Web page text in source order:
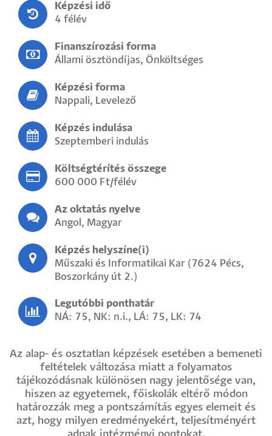
Képzési idő
4 félév
Finanszírozási forma
Állami ösztöndíjas, Önköltséges
Képzési forma
Nappali, Levelező
Képzés indulása
Szeptemberi indulás
Költségtérítés összege
600 000 Ft/félév
Az oktatás nyelve
Angol, Magyar
Képzés helyszíne(i)
Műszaki és Informatikai Kar (7624 Pécs,
Boszorkány út 2.)
Legutóbbi ponthatár
NÁ: 75, NK: n.i., LÁ: 75, LK: 74
Az alap- és osztatlan képzések esetében a bemeneti
feltételek változása miatt a folyamatos
tájékozódásnak különösen nagy jelentősége van,
hiszen az egyetemek, főiskolák eltérő módon
határozzák meg a pontszámítás egyes elemeit és
azt, hogy milyen eredményekért, teljesítményért